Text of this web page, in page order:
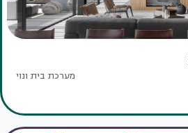
מערכת בית ונוי